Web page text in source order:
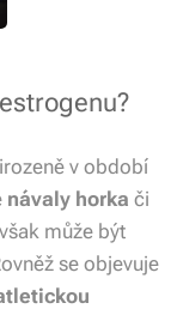
v období
návaly horka či
může být
se objevuje